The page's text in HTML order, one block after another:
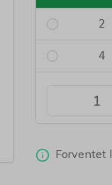
2
4
Forventet